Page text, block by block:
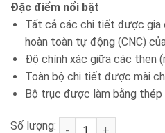
Đặc điểm nổi bật
Tất cả các chi tiết được gia
hoàn toàn tự động (CNC)
Độ chính xác giữa các then
Toàn bộ chi tiết được mài
Bộ trục được làm bằng thép
Số lượng: Máy khoan bàn 1m4